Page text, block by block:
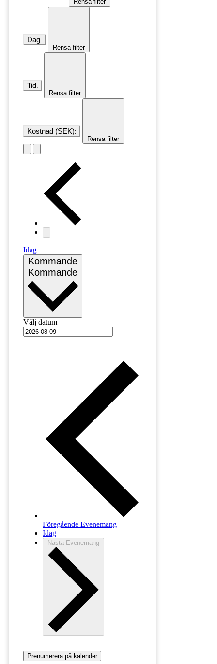
Rensa filter
Dag:
Rensa filter
Tid:
Rensa filter
Kostnad (SEK):
Rensa filter
Idag
Kommande
Kommande
Välj datum
Föregående Evenemang
Idag
Nästa Evenemang
Prenumerera på kalender